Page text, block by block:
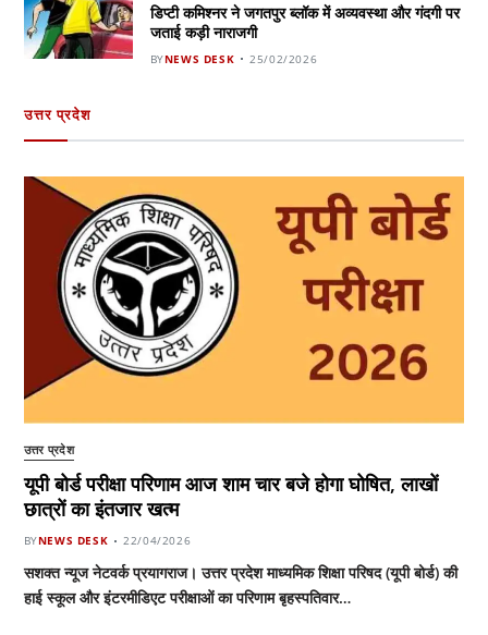
डिप्टी कमिश्नर ने जगतपुर ब्लॉक में अव्यवस्था और गंदगी पर
जताई कड़ी नाराजगी
BYNEWS DESK 25/02/2026
उत्तर प्रदेश
उत्तर प्रदेश
यूपी बोर्ड परीक्षा परिणाम आज शाम चार बजे होगा घोषित, लाखों
छात्रों का इंतजार खत्म
BYNEWS DESK 22/04/2026
सशक्त न्यूज नेटवर्क प्रयागराज। उत्तर प्रदेश माध्यमिक शिक्षा परिषद (यूपी बोर्ड) की
हाई स्कूल और इंटरमीडिएट परीक्षाओं का परिणाम बृहस्पतिवार…